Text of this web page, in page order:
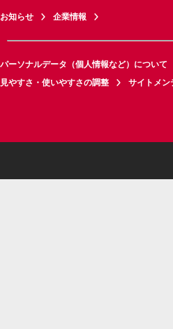
お知らせ 企業情報
パーソナルデータ（個人情報など）について
見やすさ・使いやすさの調整
サイトメン